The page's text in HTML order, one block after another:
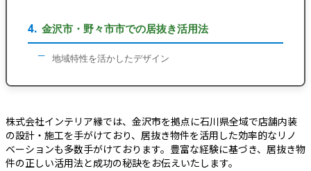
金沢市・野々市市での居抜き活用法
地域特性を活かしたデザイン
株式会社インテリア縁では、金沢市を拠点に石川県全域で店舗内装
の設計・施工を手がけており、居抜き物件を活用した効率的なリノ
ベーションも多数手がけております。豊富な経験に基づき、居抜き物
件の正しい活用法と成功の秘訣をお伝えいたします。